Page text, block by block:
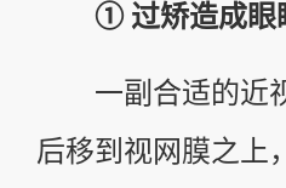
① 过矫造成眼
一副合适的近视
后移到视网膜之上